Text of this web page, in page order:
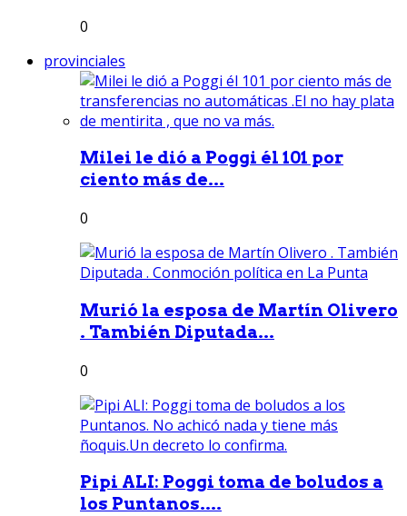
0
provinciales
Milei le dió a Poggi él 101 por
ciento más de...
0
Murió la esposa de Martín Olivero
. También Diputada...
0
Pipi ALI: Poggi toma de boludos a
los Puntanos....